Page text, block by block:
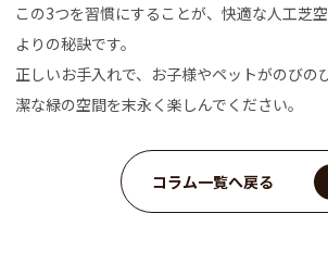
この3つを習慣にすることが、快適な人工芝
よりの秘訣です。
正しいお手入れで、お子様やペットがのびの
潔な緑の空間を末永く楽しんでください。
コラム一覧へ戻る